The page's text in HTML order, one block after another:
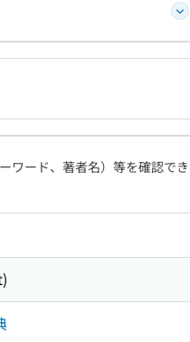
ード、著者名）等を確認でき